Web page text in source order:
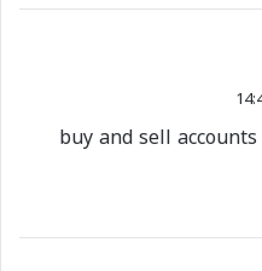
buy and sell accounts